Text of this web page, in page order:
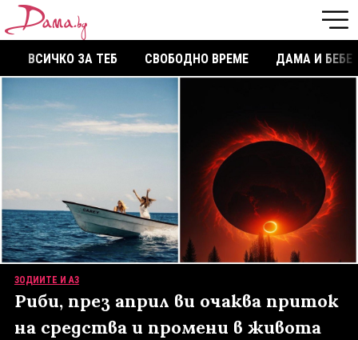
ВСИЧКО ЗА ТЕБ СВОБОДНО ВРЕМЕ ДАМА И БЕБЕ
ЗОДИИТЕ И АЗ
Риби, през април ви очаква приток
на средства и промени в живота